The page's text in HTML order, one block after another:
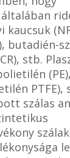
kaucsuk
butadién-
stb.
PTFE),
szálas